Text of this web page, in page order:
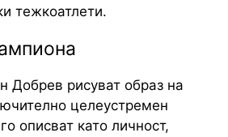
тежкоатлети.
Добрев рисуват образ на
целеустремен
описват като личност,